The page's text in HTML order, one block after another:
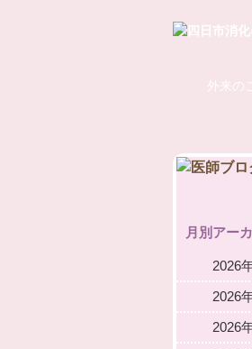
外来の
月別アー
2026
2026
2026